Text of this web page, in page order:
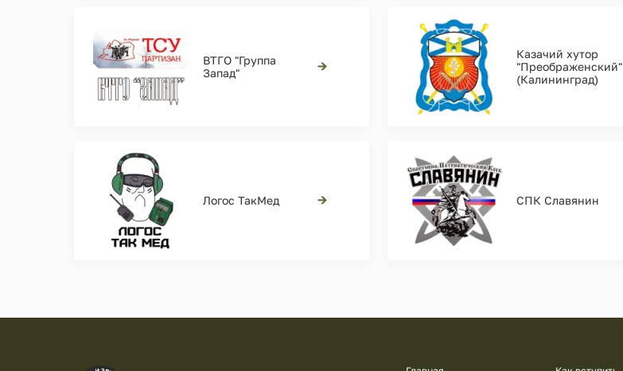
ВТГО "Группа
Запад"
→
Казачий хутор
"Преображенский"
(Калининград)
Логос ТакМед → СПК Славянин